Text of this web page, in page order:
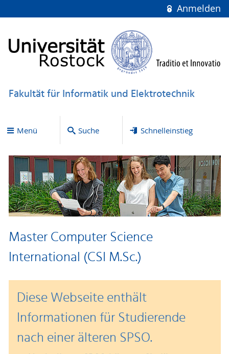
Anmelden
Fakultät für Informatik und Elektrotechnik
Menü Suche Schnelleinstieg
Master Computer Science
International (CSI M.Sc.)
Diese Webseite enthält
Informationen für Studierende
nach einer älteren SPSO.